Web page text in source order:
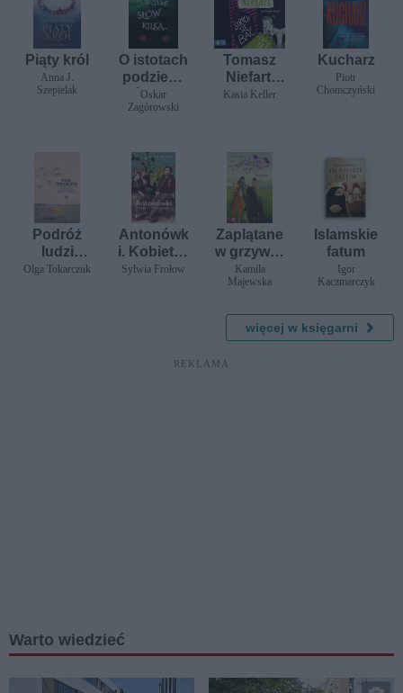
Piąty król
Anna J.
Szepielak
O istotach
podziemi
słów kilka
Oskar
Zagórowski
Tomasz
Niefart.
Strach się
Kasia Keller
Kucharz
Piotr
Chomczyński
Podróż
ludzi
Księgi
Olga Tokarczuk
Antonówk
i. Kobiety i
Czechow
Sylwia Frołow
Zaplątane
w grzywie.
Zła
przyjaciół
Kamila
Majewska
Islamskie
fatum
Igor
Kaczmarczyk
więcej w księgarni
REKLAMA
Warto wiedzieć